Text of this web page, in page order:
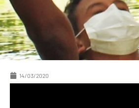
14/03/2020